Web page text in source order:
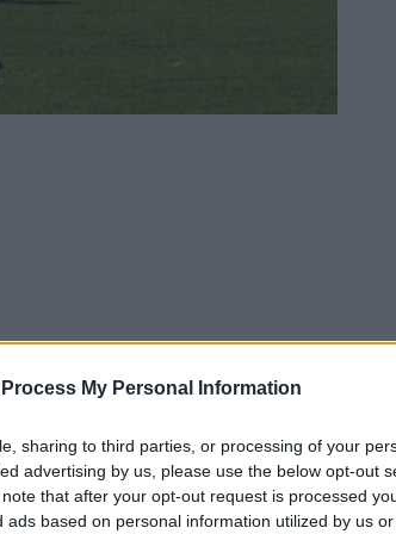
Process My Personal Information
sharing to third parties, or processing of your
advertising by us, please use the below opt-out
that after your opt-out request is processed
based on personal information utilized by us
torna in campo e si
quella che la vedrà in